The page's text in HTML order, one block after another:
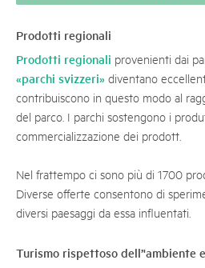
Prodotti regionali
Prodotti regionali provenienti dai
«parchi svizzeri» diventano
contribuiscono in questo modo al
del parco. I parchi sostengono i
commercializzazione dei prodott.
Nel frattempo ci sono più di 1700
Diverse offerte consentono di
diversi paesaggi da essa influentati.
Turismo rispettoso dell’'ambiente